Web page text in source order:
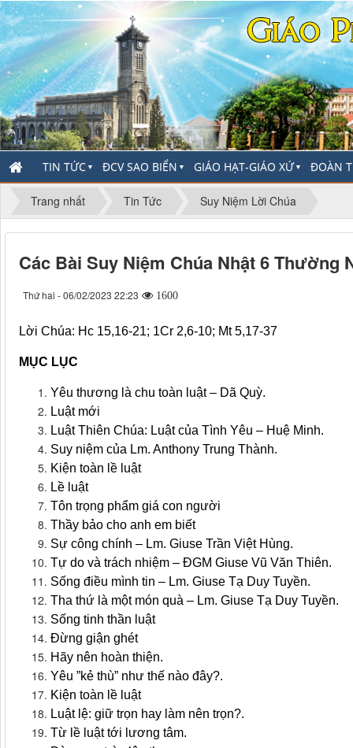
TIN TỨC ▼ ĐCV SAO BIỂN ▼ GIÁO HẠT-GIÁO XỨ▼ ĐOÀN
Trang nhất Tin Tức Suy Niệm Lời Chúa
Các Bài Suy Niệm Chúa Nhật 6 Thường
Thứ hai - 06/02/2023 22:23 1600
Lời Chúa: Hc 15,16-21; 1Cr 2,6-10; Mt 5,17-37
MỤC LỤC
Yêu thương là chu toàn luật – Dã Quỳ.
Luật mới
Luật Thiên Chúa: Luật của Tình Yêu – Huệ Minh.
Suy niệm của Lm. Anthony Trung Thành.
Kiện toàn lề luật
Lề luật
Tôn trọng phẩm giá con người
Thầy bảo cho anh em biết
Sự công chính – Lm. Giuse Trần Việt Hùng.
Tự do và trách nhiệm – ĐGM Giuse Vũ Văn Thiên.
Sống điều mình tin – Lm. Giuse Tạ Duy Tuyền.
Tha thứ là một món quà – Lm. Giuse Tạ Duy Tuyền.
Sống tinh thần luật
Đừng giận ghét
Hãy nên hoàn thiện.
Yêu ”kẻ thù” như thế nào đây?.
Kiện toàn lề luật
Luật lệ: giữ trọn hay làm nên trọn?.
Từ lề luật tới lương tâm.